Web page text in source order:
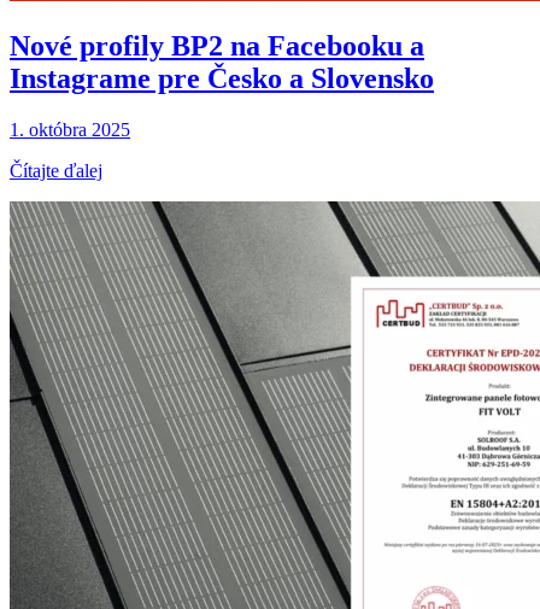
Nové profily BP2 na Facebooku a
Instagrame pre Česko a Slovensko
1. októbra 2025
Čítajte ďalej